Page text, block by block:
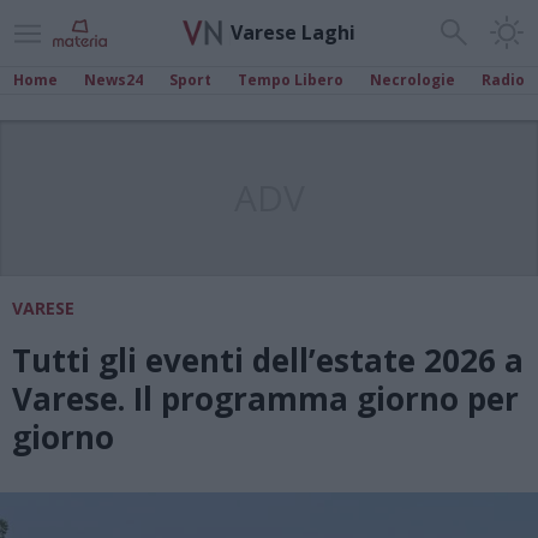
Varese Laghi
Home News24 Sport Tempo Libero Necrologie Radio
VARESE
Tutti gli eventi dell’estate 2026 a
Varese. Il programma giorno per
giorno